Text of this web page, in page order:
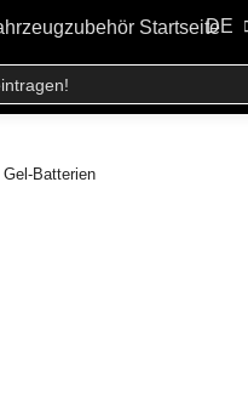
DE
Gel-Batterien